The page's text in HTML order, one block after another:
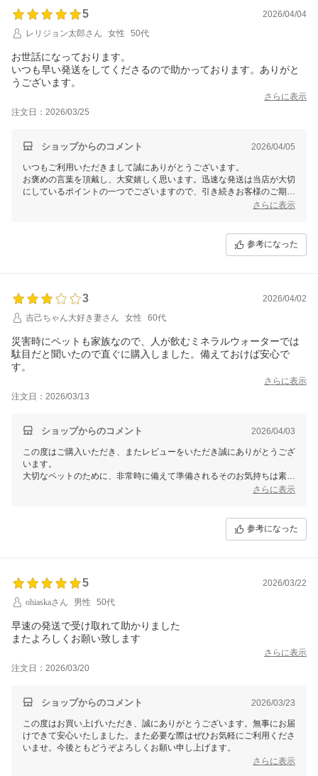
5
2026/04/04
レリジョン太郎さん
女性 50代
お世話になっております。
いつも早い発送をしてくださるので助かっております。ありがと
うございます。
さらに表示
注文日：2026/03/25
ショップからのコメント 2026/04/05
いつもご利用いただきまして誠にありがとうございます。
お褒めの言葉を頂戴し、大変嬉しく思います。迅速な発送は当店が大切
にしているポイントの一つでございますので、引き続きお客様のご期待
さらに表示
参考になった
3
2026/04/02
吉己ちゃん大好き妻さん
女性 60代
災害時にペットも家族なので、人が飲むミネラルウォーターでは
駄目だと聞いたので直ぐに購入しました。備えておけば安心で
す。
さらに表示
注文日：2026/03/13
ショップからのコメント 2026/04/03
この度はご購入いただき、またレビューをいただき誠にありがとうござ
います。
大切なペットのために、非常時に備えて準備されるそのお気持ちは素晴
これからも安心してご利用いただける商品をお届けできるよう努めてま
さらに表示
参考になった
5
2026/03/22
ohiaskaさん
男性 50代
早速の発送で受け取れて助かりました
またよろしくお願い致します
さらに表示
注文日：2026/03/20
ショップからのコメント 2026/03/23
この度はお買い上げいただき、誠にありがとうございます。無事にお届
けできて安心いたしました。また必要な際はぜひお気軽にご利用くださ
いませ。今後ともどうぞよろしくお願い申し上げます。
さらに表示